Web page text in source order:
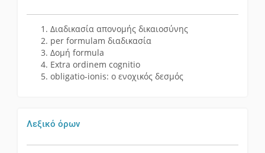
Διαδικασία απονομής δικαιοσύνης
per formulam διαδικασία
Δομή formula
Extra ordinem cognitio
obligatio-ionis: o ενοχικός δεσμός
Λεξικό όρων